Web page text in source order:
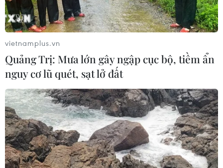
vietnamplus.vn
Quảng Trị: Mưa lớn gây ngập cục bộ, tiềm ẩn
nguy cơ lũ quét, sạt lở đất